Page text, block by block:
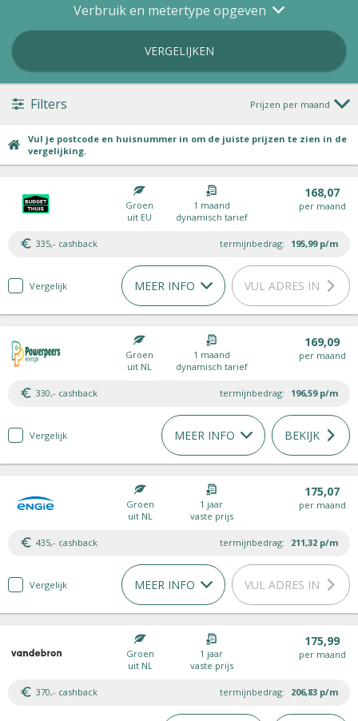
Verbruik en metertype opgeven
VERGELIJKEN
Filters Prijzen per maand
Vul je postcode en huisnummer in om de juiste prijzen te zien in de
vergelijking.
Groen
uit EU
1 maand
dynamisch tarief
168,07
per maand
335,- cashback termijnbedrag: 195,99 p/m
Vergelijk MEER INFO VUL ADRES IN
Groen
uit NL
1 maand
dynamisch tarief
169,09
per maand
330,- cashback termijnbedrag: 196,59 p/m
Vergelijk MEER INFO BEKIJK
Groen
uit NL
1 jaar
vaste prijs
175,07
per maand
435,- cashback termijnbedrag: 211,32 p/m
Vergelijk MEER INFO VUL ADRES IN
Groen
uit NL
1 jaar
vaste prijs
175,99
per maand
370,- cashback termijnbedrag: 206,83 p/m